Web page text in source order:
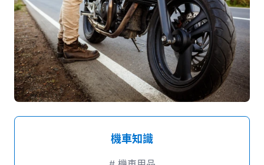
媒體推薦
聯絡我們
機車知識